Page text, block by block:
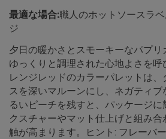
最適な場合:職人のホットソースラ
ジ
夕日の暖かさとスモーキーなパプ
ゆっくりと調理された心地よさを呼
レンジレッドのカラーパレットは
スを深いマルーンにし、ネガティブ
るいピーチを残すと、パッケージ
クスチャーやマット仕上げと組み
触が高まります。ヒント: フレーバ